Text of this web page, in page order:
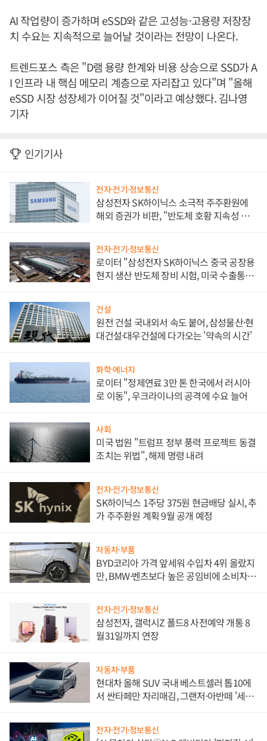
AI 작업량이 증가하며 eSSD와 같은 고성능·고용량 저장장
치 수요는 지속적으로 늘어날 것이라는 전망이 나온다.
트렌드포스 측은 "D램 용량 한계와 비용 상승으로 SSD가 A
I 인프라 내 핵심 메모리 계층으로 자리잡고 있다"며 "올해
eSSD 시장 성장세가 이어질 것"이라고 예상했다. 김나영
기자
인기기사
전자·전기·정보통신
삼성전자 SK하이닉스 소극적 주주환원에
해외 증권가 비판, "반도체 호황 지속성 의
전자·전기·정보통신
로이터 "삼성전자 SK하이닉스 중국 공장용
현지 생산 반도체 장비 시험, 미국 수출통제
건설
원전 건설 국내외서 속도 붙어, 삼성물산·현
대건설·대우건설에 다가오는 '약속의 시간'
화학·에너지
로이터 "정제연료 3만 톤 한국에서 러시아
로 이동", 우크라이나의 공격에 수요 늘어
사회
미국 법원 "트럼프 정부 풍력 프로젝트 동결
조치는 위법", 해제 명령 내려
전자·전기·정보통신
SK하이닉스 1주당 375원 현금배당 실시, 추
가 주주환원 계획 9월 공개 예정
자동차·부품
BYD코리아 가격 앞세워 수입차 4위 올랐지
만, BMW·벤츠보다 높은 공임비에 소비자
전자·전기·정보통신
삼성전자, 갤럭시Z 폴드8 사전예약 개통 8
월31일까지 연장
자동차·부품
현대차 올해 SUV 국내 베스트셀러 톱10에
서 싼타페만 자리매김, 그랜저·아반떼 '세단
전자·전기·정보통신